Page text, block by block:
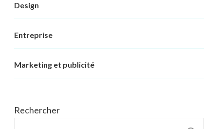
Design
Entreprise
Marketing et publicité
Rechercher